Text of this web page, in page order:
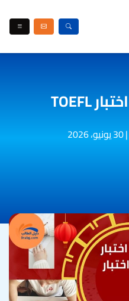
|30 يونيو، 2026